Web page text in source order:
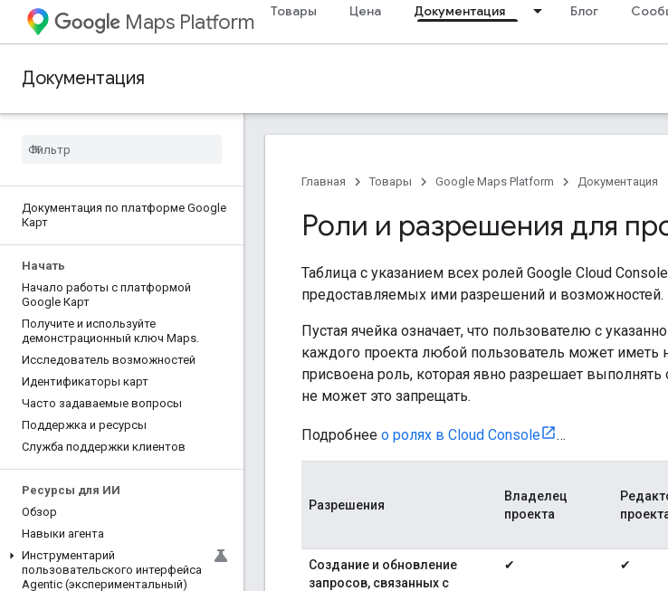
Maps Platform Товары Цена Документация Блог
Документация
Документация по платформе Google
Карт
Начать
Начало работы с платформой
Google Карт
Получите и используйте
демонстрационный ключ Maps.
Исследователь возможностей
Идентификаторы карт
Часто задаваемые вопросы
Поддержка и ресурсы
Служба поддержки клиентов
Ресурсы для ИИ
Обзор
Навыки агента
Инструментарий
пользовательского интерфейса
Agentic (экспериментальный)
Главная Товары Google Maps Platform Документация
Роли и разрешения для
Таблица с указанием всех ролей Google Cloud
предоставляемых ими разрешений и возможностей.
Пустая ячейка означает, что пользователю с
каждого проекта любой пользователь может иметь
присвоена роль, которая явно разрешает
не может это запрещать.
Подробнее о ролях в Cloud Console …
Разрешения
Владелец
проекта
Создание и обновление
запросов, связанных с
✔ ✔